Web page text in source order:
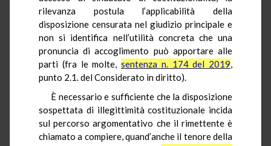
rilevanza postula l’applicabilità della
disposizione censurata nel giudizio principale e
non si identifica nell’utilità concreta che una
pronuncia di accoglimento può apportare alle
parti (fra le molte, sentenza n. 174 del 2019,
punto 2.1. del Considerato in diritto).
È necessario e sufficiente che la disposizione
sospettata di illegittimità costituzionale incida
sul percorso argomentativo che il rimettente è
chiamato a compiere, quand’anche il tenore della